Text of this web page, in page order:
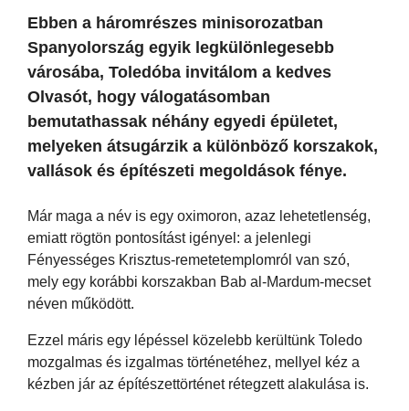
Ebben a háromrészes minisorozatban
Spanyolország egyik legkülönlegesebb
városába, Toledóba invitálom a kedves
Olvasót, hogy válogatásomban
bemutathassak néhány egyedi épületet,
melyeken átsugárzik a különböző korszakok,
vallások és építészeti megoldások fénye.
Már maga a név is egy oximoron, azaz lehetetlenség,
emiatt rögtön pontosítást igényel: a jelenlegi
Fényességes Krisztus-remetetemplomról van szó,
mely egy korábbi korszakban Bab al-Mardum-mecset
néven működött.
Ezzel máris egy lépéssel közelebb kerültünk Toledo
mozgalmas és izgalmas történetéhez, mellyel kéz a
kézben jár az építészettörténet rétegzett alakulása is.